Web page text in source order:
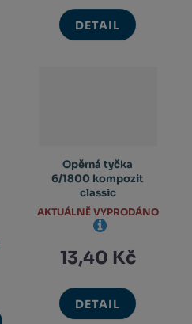
DETAIL
Opěrná tyčka
6/1800 kompozit
classic
13,40 Kč
DETAIL
AKTUÁLNĚ VYPRODÁNO